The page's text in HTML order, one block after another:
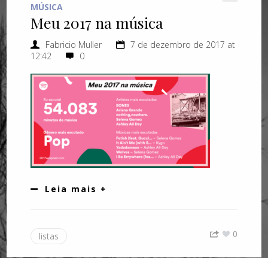
MÚSICA
Meu 2017 na música
Fabricio Muller
7 de dezembro de 2017 at
12:42
0
Leia mais +
listas 0